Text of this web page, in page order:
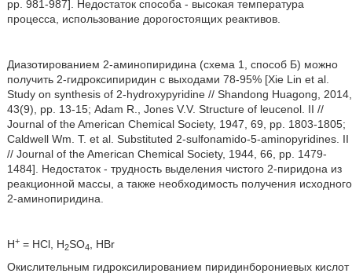
pp. 981-987]. Недостаток способа - высокая температура
процесса, использование дорогостоящих реактивов.
Диазотированием 2-аминопиридина (схема 1, способ Б) можно
получить 2-гидроксипиридин с выходами 78-95% [Xie Lin et al.
Study on synthesis of 2-hydroxypyridine // Shandong Huagong, 2014,
43(9), рр. 13-15; Adam R., Jones V.V. Structure of leucenol. II //
Journal of the American Chemical Society, 1947, 69, рр. 1803-1805;
Caldwell Wm. T. et al. Substituted 2-sulfonamido-5-aminopyridines. II
// Journal of the American Chemical Society, 1944, 66, рр. 1479-
1484]. Недостаток - трудность выделения чистого 2-пиридона из
реакционной массы, а также необходимость получения исходного
2-аминопиридина.
H+= HCl, H2SO4
, HBr
Окислительным гидроксилированием пиридинборониевых кислот